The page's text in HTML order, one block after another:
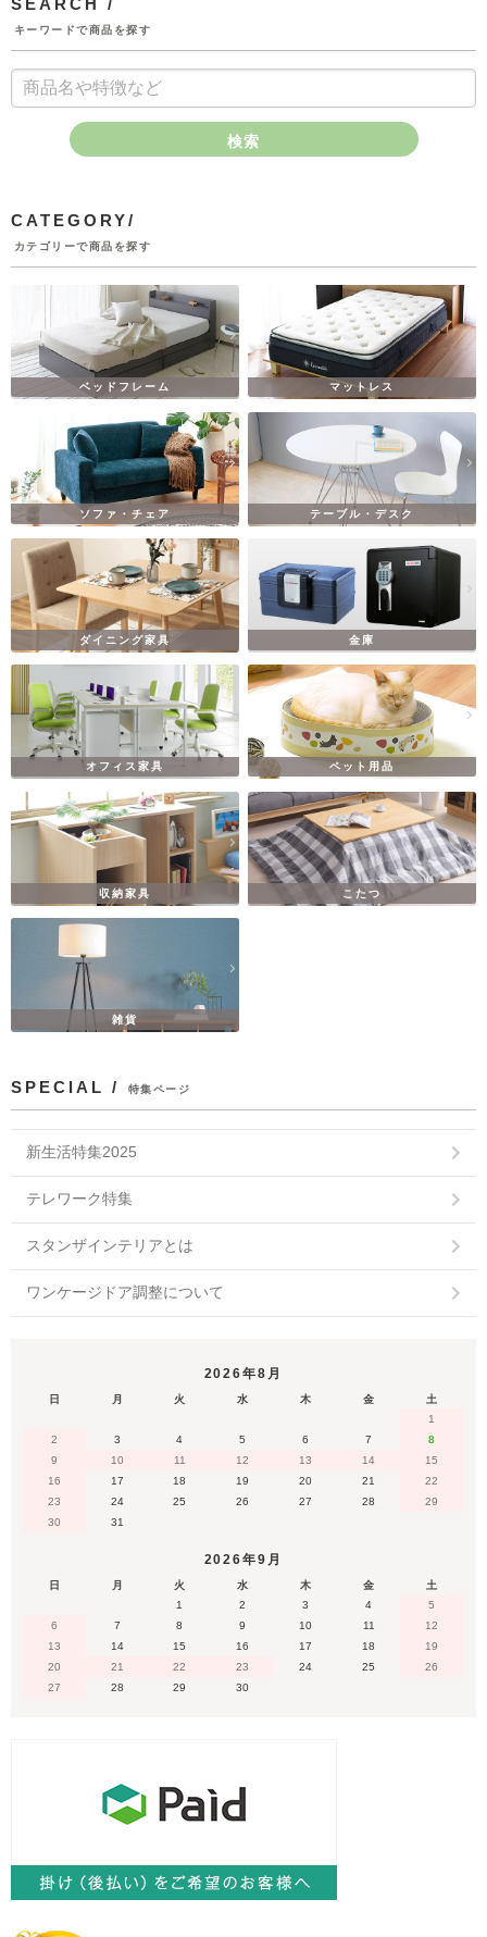
キーワードで商品を探す
検索
CATEGORY/
カテゴリーで商品を探す
ベッドフレーム マットレス
ソファ・チェア テーブル・デスク
ダイニング家具 金庫
オフィス家具 ペット用品
収納家具 こたつ
雑貨
SPECIAL / 特集ページ
新生活特集2025
テレワーク特集
スタンザインテリアとは
ワンケージドア調整について
2026年8月
日 月 火 水 木 金
土
1
2
3 4 5 6 7
8
9
10 11 12 13 14
15
16
17 18 19 20 21
22
23
24 25 26 27 28
29
30
31
2026年9月
日 月 火 水 木 金
土
1
2 3 4
5
6
7 8 9 10 11
12
13
14 15 16 17 18
19
20
21 22 23 24 25
26
27
28 29 30